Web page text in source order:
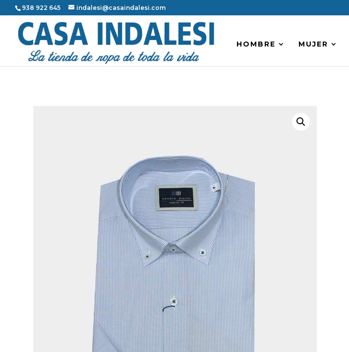
938 922 645 indalesi@casaindalesi.com
HOMBRE MUJER